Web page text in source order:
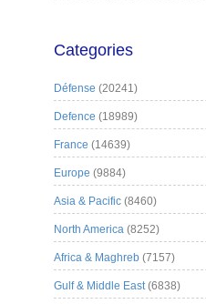
Categories
Défense (20241)
Defence (18989)
France (14639)
Europe (9884)
Asia & Pacific (8460)
North America (8252)
Africa & Maghreb (7157)
Gulf & Middle East(6838)